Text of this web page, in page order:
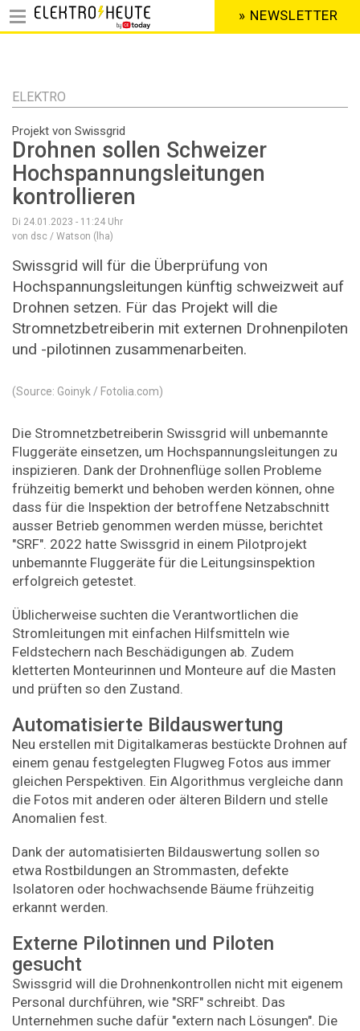
Inhalt
HEADER
MENU
» NEWSLETTER
ELEKTRO
Projekt von Swissgrid
Drohnen sollen Schweizer
Hochspannungsleitungen
kontrollieren
Di 24.01.2023 - 11:24 Uhr
von dsc / Watson (lha)
Swissgrid will für die Überprüfung von
Hochspannungsleitungen künftig schweizweit auf
Drohnen setzen. Für das Projekt will die
Stromnetzbetreiberin mit externen Drohnenpiloten
und -pilotinnen zusammenarbeiten.
(Source: Goinyk / Fotolia.com)
Die Stromnetzbetreiberin Swissgrid will unbemannte
Fluggeräte einsetzen, um Hochspannungsleitungen zu
inspizieren. Dank der Drohnenflüge sollen Probleme
frühzeitig bemerkt und behoben werden können, ohne
dass für die Inspektion der betroffene Netzabschnitt
ausser Betrieb genommen werden müsse, berichtet
"SRF". 2022 hatte Swissgrid in einem Pilotprojekt
unbemannte Fluggeräte für die Leitungsinspektion
erfolgreich getestet.
Üblicherweise suchten die Verantwortlichen die
Stromleitungen mit einfachen Hilfsmitteln wie
Feldstechern nach Beschädigungen ab. Zudem
kletterten Monteurinnen und Monteure auf die Masten
und prüften so den Zustand.
Automatisierte Bildauswertung
Neu erstellen mit Digitalkameras bestückte Drohnen auf
einem genau festgelegten Flugweg Fotos aus immer
gleichen Perspektiven. Ein Algorithmus vergleiche dann
die Fotos mit anderen oder älteren Bildern und stelle
Anomalien fest.
Dank der automatisierten Bildauswertung sollen so
etwa Rostbildungen an Strommasten, defekte
Isolatoren oder hochwachsende Bäume frühzeitig
erkannt werden.
Externe Pilotinnen und Piloten
gesucht
Swissgrid will die Drohnenkontrollen nicht mit eigenem
Personal durchführen, wie "SRF" schreibt. Das
Unternehmen suche dafür "extern nach Lösungen". Die